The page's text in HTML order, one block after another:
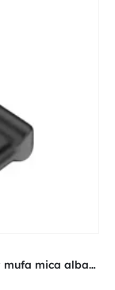
Adaptor alimentare 4.5×3.0 mm USB C HP mufa mica albastra cu pin central